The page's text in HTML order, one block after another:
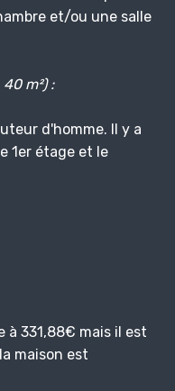
et/ou une salle
m²) :
d'homme. Il y a
1er étage et le
à 331,88€ mais il est
maison est